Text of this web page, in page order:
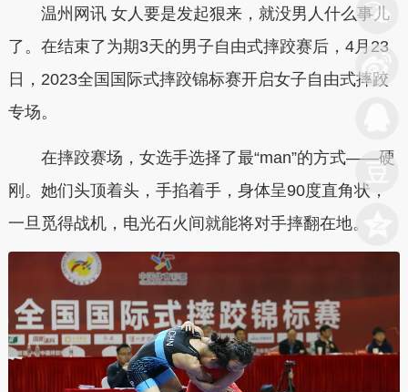
温州网讯 女人要是发起狠来，就没男人什么事儿
了。在结束了为期3天的男子自由式摔跤赛后，4月23
日，2023全国国际式摔跤锦标赛开启女子自由式摔跤
专场。
在摔跤赛场，女选手选择了最“man”的方式——硬
刚。她们头顶着头，手掐着手，身体呈90度直角状，
一旦觅得战机，电光石火间就能将对手摔翻在地。